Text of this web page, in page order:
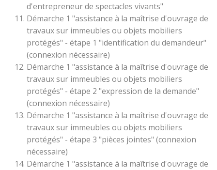
d'entrepreneur de spectacles vivants"
Démarche 1 "assistance à la maîtrise d'ouvrage de
travaux sur immeubles ou objets mobiliers
protégés" - étape 1 "identification du demandeur"
(connexion nécessaire)
Démarche 1 "assistance à la maîtrise d'ouvrage de
travaux sur immeubles ou objets mobiliers
protégés" - étape 2 "expression de la demande"
(connexion nécessaire)
Démarche 1 "assistance à la maîtrise d'ouvrage de
travaux sur immeubles ou objets mobiliers
protégés" - étape 3 "pièces jointes" (connexion
nécessaire)
Démarche 1 "assistance à la maîtrise d'ouvrage de